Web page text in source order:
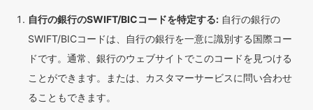
自行の銀行のSWIFT/BICコードを特定する: 自行の銀行の
SWIFT/BICコードは、自行の銀行を一意に識別する国際コー
ドです。通常、銀行のウェブサイトでこのコードを見つける
ことができます。または、カスタマーサービスに問い合わせ
ることもできます。